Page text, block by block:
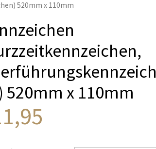
520mm x 110mm
520mm x 110mm